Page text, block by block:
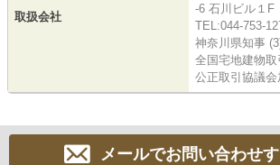
取扱会社
-6 石川ビル１F
TEL:044-753-
神奈川県知事
全国宅地建物取
公正取引協議
メールでお問い合わせ